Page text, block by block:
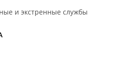
и экстренные службы